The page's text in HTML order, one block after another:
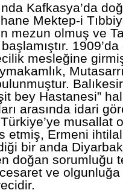
Kafkasya’da
Mektep-i
mezun olmuş ve
mesleğine
bey Hastanesi”
arasında idari
musallat
etmiş, Ermeni
bir anda
doğan sorumluğu
ve